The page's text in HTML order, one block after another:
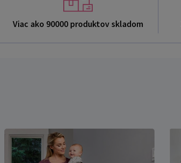
Viac ako 90000 produktov skladom